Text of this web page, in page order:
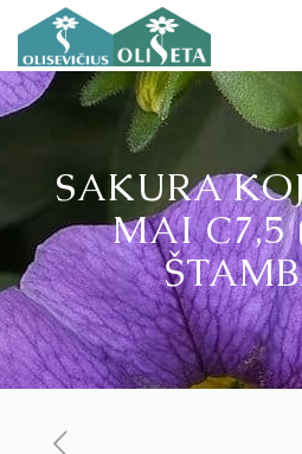
SAKURA
MAI C7,5